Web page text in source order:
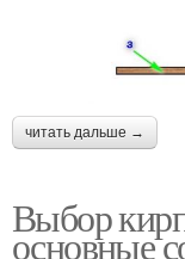
читать дальше →
Выбор
основные